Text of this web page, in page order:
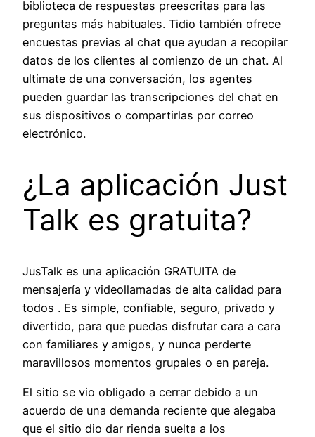
biblioteca de respuestas preescritas para las
preguntas más habituales. Tidio también ofrece
encuestas previas al chat que ayudan a recopilar
datos de los clientes al comienzo de un chat. Al
ultimate de una conversación, los agentes
pueden guardar las transcripciones del chat en
sus dispositivos o compartirlas por correo
electrónico.
¿La aplicación Just
Talk es gratuita?
JusTalk es una aplicación GRATUITA de
mensajería y videollamadas de alta calidad para
todos . Es simple, confiable, seguro, privado y
divertido, para que puedas disfrutar cara a cara
con familiares y amigos, y nunca perderte
maravillosos momentos grupales o en pareja.
El sitio se vio obligado a cerrar debido a un
acuerdo de una demanda reciente que alegaba
que el sitio dio dar rienda suelta a los